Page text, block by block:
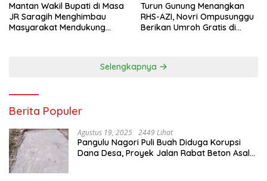
Mantan Wakil Bupati di Masa
JR Saragih Menghimbau
Masyarakat Mendukung
Turun Gunung Menangkan
RHS-AZI, Novri Ompusunggu
Berikan Umroh Gratis di
Selengkapnya
Berita Populer
Agustus 19, 2025 2449 Lihat
Pangulu Nagori Puli Buah Diduga Korupsi
Dana Desa, Proyek Jalan Rabat Beton Asal